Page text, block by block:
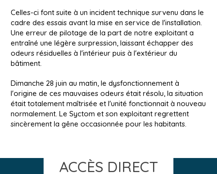
Celles-ci font suite à un incident technique survenu dans le
cadre des essais avant la mise en service de l'installation.
Une erreur de pilotage de la part de notre exploitant a
entraîné une légère surpression, laissant échapper des
odeurs résiduelles à l'intérieur puis à l'extérieur du
bâtiment.
Dimanche 28 juin au matin, le dysfonctionnement à
l'origine de ces mauvaises odeurs était résolu, la situation
était totalement maîtrisée et l'unité fonctionnait à nouveau
normalement. Le Syctom et son exploitant regrettent
sincèrement la gêne occasionnée pour les habitants.
ACCÈS DIRECT